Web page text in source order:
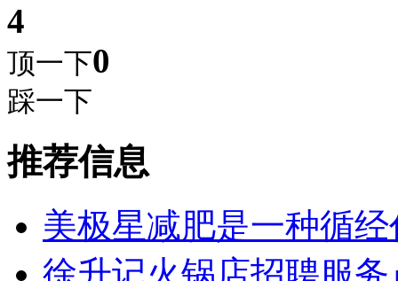
4
顶一下0
踩一下
推荐信息
美极星减肥是一种循